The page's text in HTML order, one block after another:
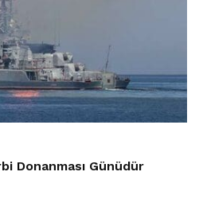
Donanması Günüdür